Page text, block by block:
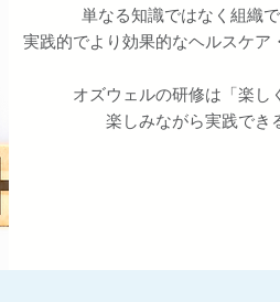
単なる知識ではなく組織
実践的でより効果的なヘルスケ
オズウェルの研修は「楽
楽しみながら実践でき